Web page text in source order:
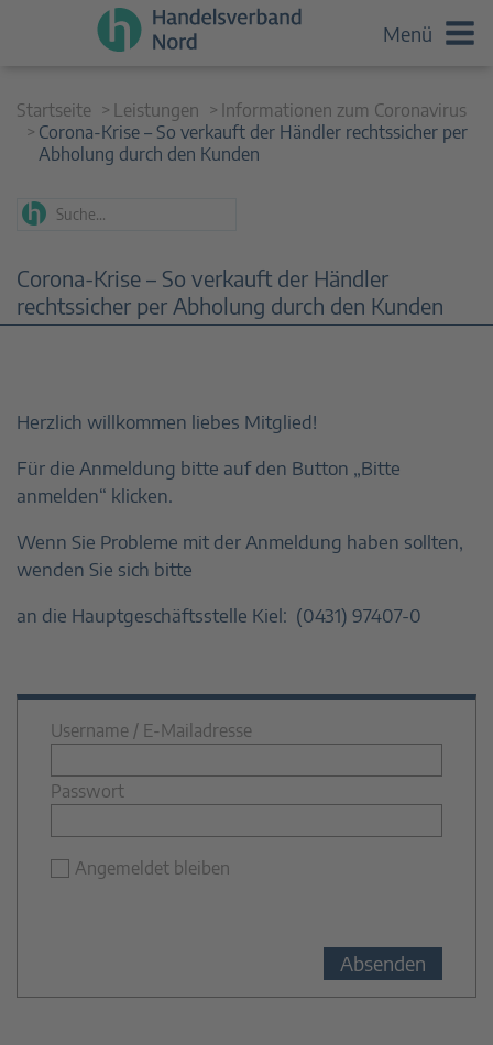
Menü
Startseite Leistungen
Informationen zum Coronavirus
Corona-Krise – So verkauft der Händler rechtssicher per
Abholung durch den Kunden
Corona-Krise – So verkauft der Händler
rechtssicher per Abholung durch den Kunden
Herzlich willkommen liebes Mitglied!
Für die Anmeldung bitte auf den Button „Bitte
anmelden“ klicken.
Wenn Sie Probleme mit der Anmeldung haben sollten,
wenden Sie sich bitte
an die Hauptgeschäftsstelle Kiel: (0431) 97407-0
Username / E-Mailadresse
Passwort
Angemeldet bleiben